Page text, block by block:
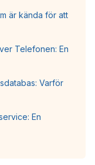
är kända för att
Telefonen: En
Varför
En